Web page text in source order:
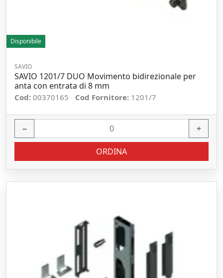
Disponibile
SAVIO
SAVIO 1201/7 DUO Movimento bidirezionale per
anta con entrata di 8 mm
Cod: 00370165 Cod Fornitore: 1201/7
− +
ORDINA